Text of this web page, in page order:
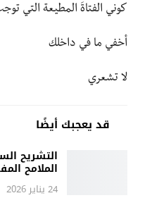
كوني الفتاةَ المطيعة التي
أخفي ما في داخلك
لا تشعري
قد يعجبك أيضًا
التشريح
الملامح
24 يناير 2026